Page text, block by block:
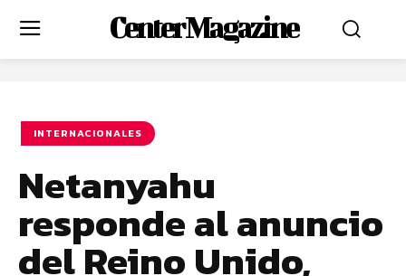
Center Magazine
INTERNACIONALES
Netanyahu
responde al anuncio
del Reino Unido,